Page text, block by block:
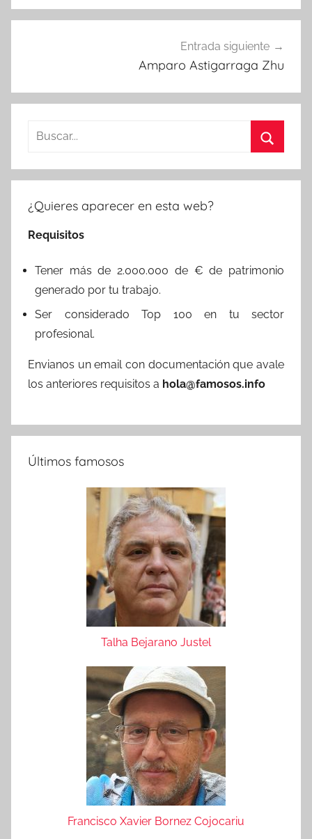
Entrada siguiente
Amparo Astigarraga Zhu
Buscar:
¿Quieres aparecer en esta web?
Requisitos
Tener más de 2.000.000 de € de patrimonio
generado por tu trabajo.
Ser considerado Top 100 en tu sector
profesional.
Envianos un email con documentación que avale
los anteriores requisitos a hola@famosos.info
Últimos famosos
Talha Bejarano Justel
Francisco Xavier Bornez Cojocariu